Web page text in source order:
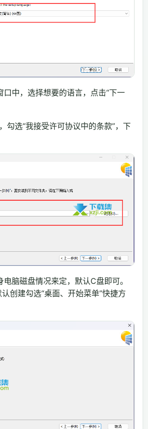
口中，选择想要的语言，点击“下一
勾选“我接受许可协议中的条款”，下
脑磁盘情况来定，默认C盘即可。
创建勾选“桌面、开始菜单”快捷方